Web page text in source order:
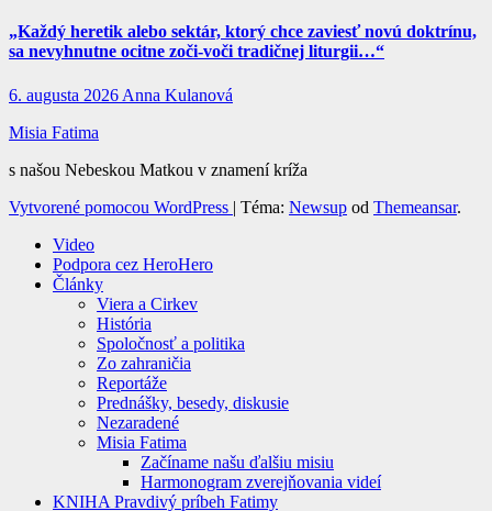
„Každý heretik alebo sektár, ktorý chce zaviesť novú doktrínu,
sa nevyhnutne ocitne zoči-voči tradičnej liturgii…“
6. augusta 2026 Anna Kulanová
Misia Fatima
s našou Nebeskou Matkou v znamení kríža
Vytvorené pomocou WordPress | Téma: Newsup od Themeansar.
Video
Podpora cez HeroHero
Články
Viera a Cirkev
História
Spoločnosť a politika
Zo zahraničia
Reportáže
Prednášky, besedy, diskusie
Nezaradené
Misia Fatima
Začíname našu ďalšiu misiu
Harmonogram zverejňovania videí
KNIHA Pravdivý príbeh Fatimy